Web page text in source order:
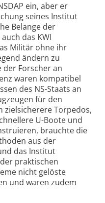
ein, aber er
seines Institut
Belange der
das KWI
Militär ohne ihr
ändern zu
der Forscher an
waren kompatibel
des NS-Staats an
für den
zielsicherere Torpedos,
U-Boote und
brauchte die
aus der
das Institut
praktischen
nicht gelöste
und waren zudem